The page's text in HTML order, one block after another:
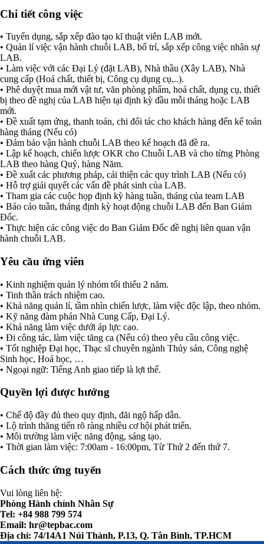
Chi tiết công việc
• Tuyển dụng, sắp xếp đào tạo kĩ thuật viên LAB mới.
• Quản lí việc vận hành chuỗi LAB, bố trí, sắp xếp công việc nhân sự
LAB.
• Làm việc với các Đại Lý (đặt LAB), Nhà thầu (Xây LAB), Nhà
cung cấp (Hoá chất, thiết bị, Công cụ dụng cụ,..).
• Phê duyệt mua mới vật tư, văn phòng phẩm, hoá chất, dụng cụ, thiết
bị theo đề nghị của LAB hiện tại định kỳ đầu mỗi tháng hoặc LAB
mới.
• Đề xuất tạm ứng, thanh toán, chi đối tác cho khách hàng đến kế toán
hàng tháng (Nếu có)
• Đảm bảo vận hành chuỗi LAB theo kế hoạch đã đề ra.
• Lập kế hoạch, chiến lược OKR cho Chuỗi LAB và cho từng Phòng
LAB theo hàng Quý, hàng Năm.
• Đề xuất các phương pháp, cải thiện các quy trình LAB (Nếu có)
• Hỗ trợ giải quyết các vấn đề phát sinh của LAB.
• Tham gia các cuộc họp định kỳ hàng tuần, tháng của team LAB
• Báo cáo tuần, tháng định kỳ hoạt động chuỗi LAB đến Ban Giám
Đốc.
• Thực hiện các công việc do Ban Giám Đốc đề nghị liên quan vận
hành chuỗi LAB.
Yêu cầu ứng viên
• Kinh nghiệm quản lý nhóm tối thiểu 2 năm.
• Tinh thần trách nhiệm cao.
• Khả năng quản lí, tầm nhìn chiến lược, làm việc độc lập, theo nhóm.
• Kỹ năng đàm phán Nhà Cung Cấp, Đại Lý.
• Khả năng làm việc dưới áp lực cao.
• Đi công tác, làm việc tăng ca (Nếu có) theo yêu cầu công việc.
• Tốt nghiệp Đại học, Thạc sĩ chuyên ngành Thủy sản, Công nghệ
Sinh học, Hoá học, …
• Ngoại ngữ: Tiếng Anh giao tiếp là lợi thế.
Quyền lợi được hưởng
• Chế độ đầy đủ theo quy định, đãi ngộ hấp dẫn.
• Lộ trình thăng tiến rõ ràng nhiều cơ hội phát triển.
• Môi trường làm việc năng động, sáng tạo.
• Thời gian làm việc: 7:00am - 16:00pm, Từ Thứ 2 đến thứ 7.
Cách thức ứng tuyển
Vui lòng liên hệ:
Phòng Hành chính Nhân Sự
Tel: +84 988 799 574
Email: hr@tepbac.com
Địa chỉ: 74/14A1 Núi Thành, P.13, Q. Tân Bình, TP.HCM